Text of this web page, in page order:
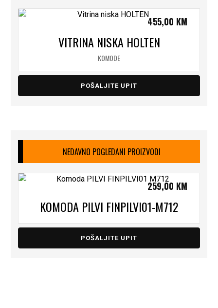
VITRINA NISKA HOLTEN
KOMODE
455,00 KM
POŠALJITE UPIT
NEDAVNO POGLEDANI PROIZVODI
KOMODA PILVI FINPILVI01-M712
259,00 KM
POŠALJITE UPIT